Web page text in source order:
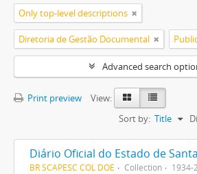
Only top-level descriptions
Diretoria de Gestão Documental
Advanced search
Print preview
View:
Sort by: Title
Diário Oficial do Estado de
BR SCAPESC COL DOE Collection 1934-